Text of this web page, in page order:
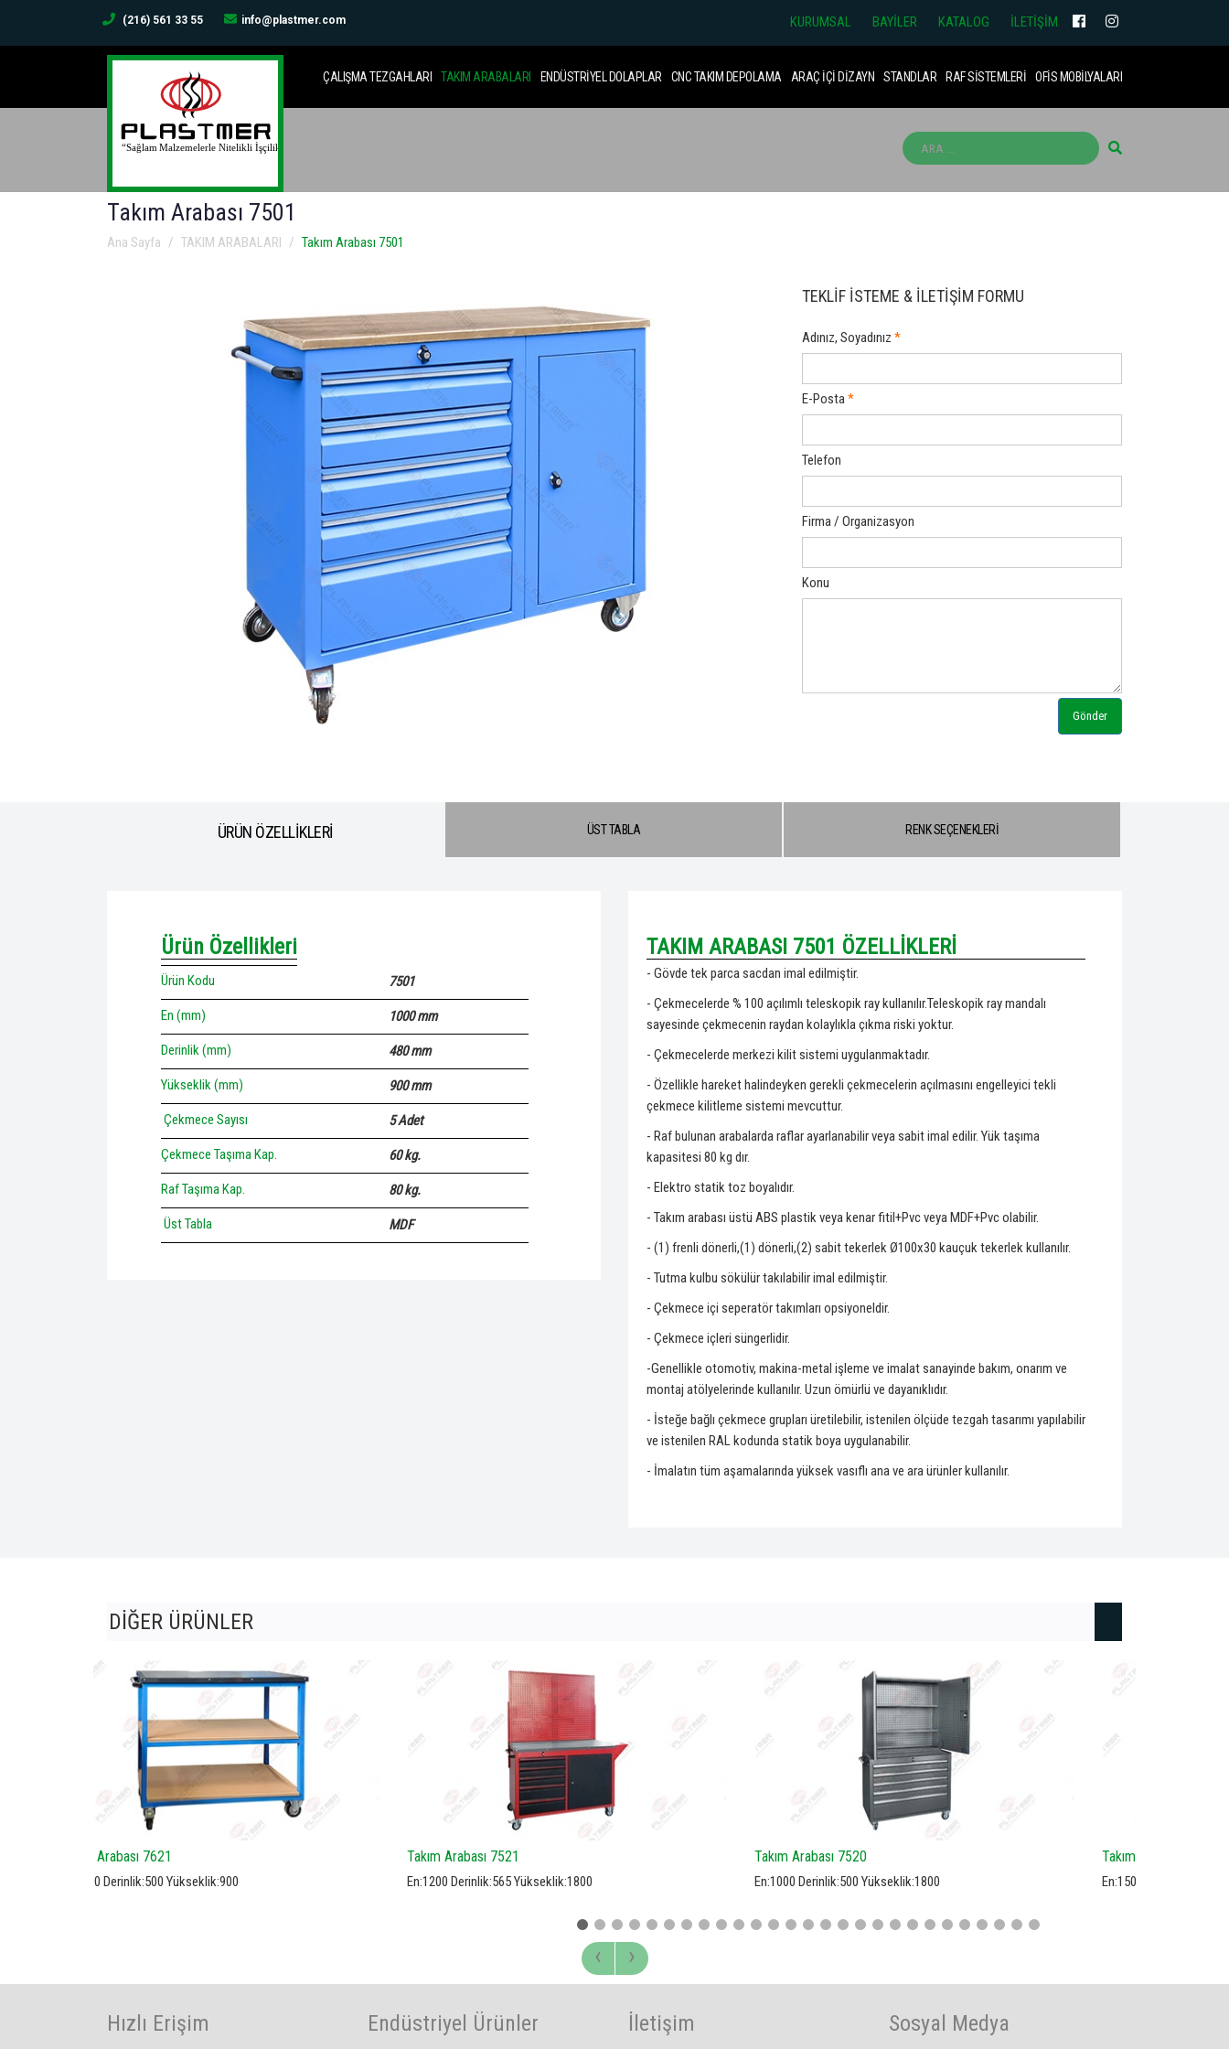
(216) 561 33 55 info@plastmer.com KURUMSAL BAYİLER KATALOG İLETİŞİM
ÇALIŞMA TEZGAHLARI TAKIM ARABALARI ENDÜSTRİYEL DOLAPLAR CNC TAKIM DEPOLAMA ARAÇ İÇİ DİZAYN STANDLAR RAF SİSTEMLERİ OFİS MOBİLYALARI
Takım Arabası 7501
Ana Sayfa TAKIM ARABALARI Takım Arabası 7501
TEKLİF İSTEME & İLETİŞİM FORMU
Adınız, Soyadınız
E-Posta
Telefon
Firma / Organizasyon
Konu
Gönder
ÜRÜN ÖZELLİKLERİ ÜST TABLA RENK SEÇENEKLERİ
Ürün Özellikleri
Ürün Kodu 7501
En (mm) 1000 mm
Derinlik (mm) 480 mm
Yükseklik (mm) 900 mm
Çekmece Sayısı 5 Adet
Çekmece Taşıma Kap. 60 kg.
Raf Taşıma Kap. 80 kg.
Üst Tabla MDF
TAKIM ARABASI 7501 ÖZELLİKLERİ
- Gövde tek parca sacdan imal edilmiştir.
- Çekmecelerde % 100 açılımlı teleskopik ray kullanılır.Teleskopik ray mandalı
sayesinde çekmecenin raydan kolaylıkla çıkma riski yoktur.
- Çekmecelerde merkezi kilit sistemi uygulanmaktadır.
- Özellikle hareket halindeyken gerekli çekmecelerin açılmasını engelleyici tekli
çekmece kilitleme sistemi mevcuttur.
- Raf bulunan arabalarda raflar ayarlanabilir veya sabit imal edilir. Yük taşıma
kapasitesi 80 kg dır.
- Elektro statik toz boyalıdır.
- Takım arabası üstü ABS plastik veya kenar fitil+Pvc veya MDF+Pvc olabilir.
- (1) frenli dönerli,(1) dönerli,(2) sabit tekerlek Ø100x30 kauçuk tekerlek kullanılır.
- Tutma kulbu sökülür takılabilir imal edilmiştir.
- Çekmece içi seperatör takımları opsiyoneldir.
- Çekmece içleri süngerlidir.
-Genellikle otomotiv, makina-metal işleme ve imalat sanayinde bakım, onarım ve
montaj atölyelerinde kullanılır. Uzun ömürlü ve dayanıklıdır.
- İsteğe bağlı çekmece grupları üretilebilir, istenilen ölçüde tezgah tasarımı yapılabilir
ve istenilen RAL kodunda statik boya uygulanabilir.
- İmalatın tüm aşamalarında yüksek vasıflı ana ve ara ürünler kullanılır.
DİĞER ÜRÜNLER
Takım Arabası 7521
En:1200 Derinlik:565 Yükseklik:1800
Takım Arabası 7520
En:1000 Derinlik:500 Yükseklik:1800
Takım Arabası 7519
En:1500 Derinlik:700 Yükseklik:900
‹ ›
Hızlı Erişim Endüstriyel Ürünler İletişim Sosyal Medya